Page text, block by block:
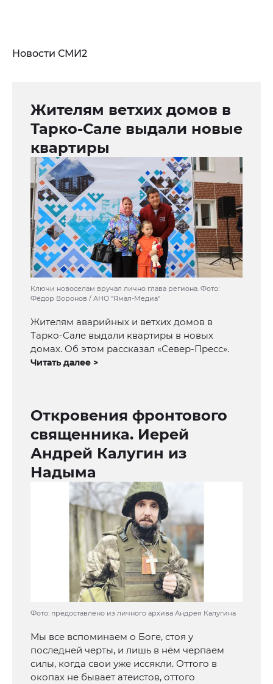
Новости СМИ2
Жителям ветхих домов в
Тарко-Сале выдали новые
квартиры
Ключи новоселам вручал лично глава региона. Фото:
Фёдор Воронов / АНО "Ямал-Медиа"
Жителям аварийных и ветхих домов в
Тарко-Сале выдали квартиры в новых
домах. Об этом рассказал «Север-Пресс».
Читать далее >
Откровения фронтового
священника. Иерей
Андрей Калугин из
Надыма
Фото: предоставлено из личного архива Андрея Калугина
Мы все вспоминаем о Боге, стоя у
последней черты, и лишь в нём черпаем
силы, когда свои уже иссякли. Оттого в
окопах не бывает атеистов, оттого